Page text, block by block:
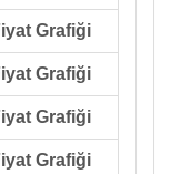
Grafiği
Grafiği
Grafiği
Grafiği